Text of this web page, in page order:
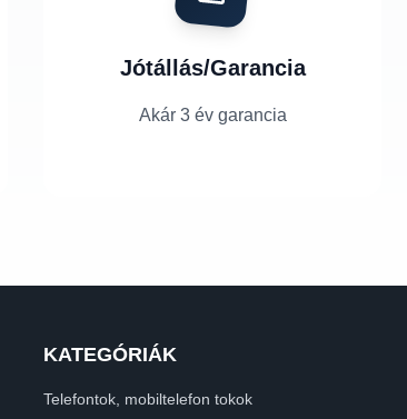
Jótállás/Garancia
Akár 3 év garancia
KATEGÓRIÁK
Telefontok, mobiltelefon tokok